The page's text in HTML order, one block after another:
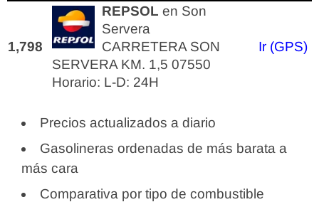
1,798
REPSOL en Son
Servera
CARRETERA SON
SERVERA KM. 1,5 07550
Horario: L-D: 24H
Ir (GPS)
Precios actualizados a diario
Gasolineras ordenadas de más barata a
más cara
Comparativa por tipo de combustible